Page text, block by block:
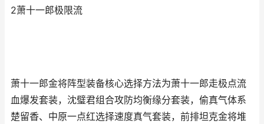
2萧十一郎极限流
萧十一郎金将阵型装备核心选择方法为萧十一郎走极点流
血爆发套装，沈璧君组合攻防均衡缘分套装，偷真气体系
楚留香、中原一点红选择速度真气套装，前排坦克金将堆